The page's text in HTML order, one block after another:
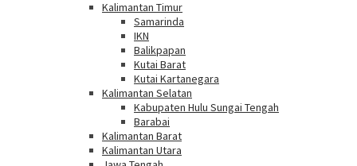
Kalimantan Timur
Samarinda
IKN
Balikpapan
Kutai Barat
Kutai Kartanegara
Kalimantan Selatan
Kabupaten Hulu Sungai Tengah
Barabai
Kalimantan Barat
Kalimantan Utara